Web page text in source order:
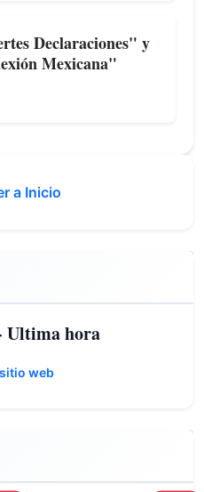
Declaraciones" y
Mexicana"
a Inicio
Ultima hora
web